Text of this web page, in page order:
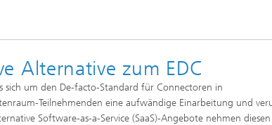
Alternative zum EDC
sich um den De-facto-Standard für Connectoren in
Teilnehmenden eine aufwändige Einarbeitung und
Software-as-a-Service (SaaS)-Angebote nehmen diesen